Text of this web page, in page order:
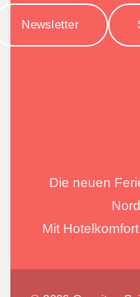
Newsletter
Die neuen
Mit